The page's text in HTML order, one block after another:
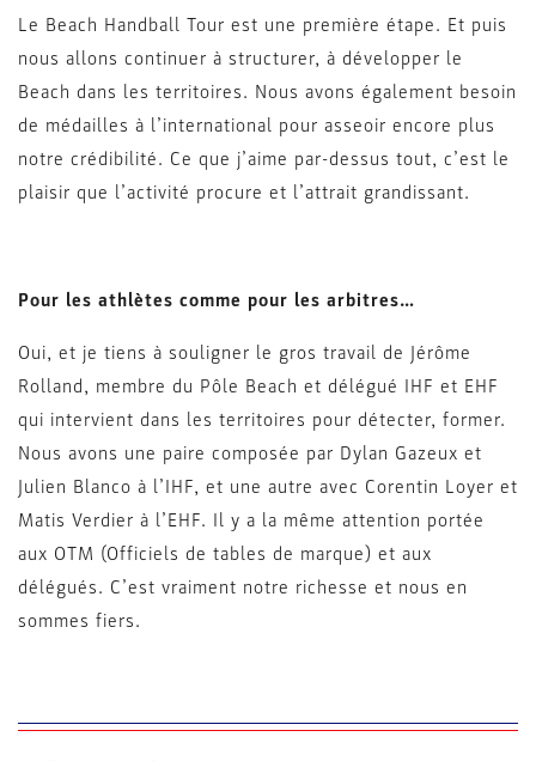
Le Beach Handball Tour est une première étape. Et puis
nous allons continuer à structurer, à développer le
Beach dans les territoires. Nous avons également besoin
de médailles à l’international pour asseoir encore plus
notre crédibilité. Ce que j’aime par-dessus tout, c’est le
plaisir que l’activité procure et l’attrait grandissant.
Pour les athlètes comme pour les arbitres…
Oui, et je tiens à souligner le gros travail de Jérôme
Rolland, membre du Pôle Beach et délégué IHF et EHF
qui intervient dans les territoires pour détecter, former.
Nous avons une paire composée par Dylan Gazeux et
Julien Blanco à l’IHF, et une autre avec Corentin Loyer et
Matis Verdier à l’EHF. Il y a la même attention portée
aux OTM (Officiels de tables de marque) et aux
délégués. C’est vraiment notre richesse et nous en
sommes fiers.